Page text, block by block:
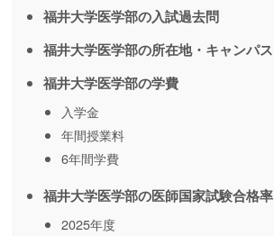
福井大学医学部の入試過去問
福井大学医学部の所在地・キャンパス
福井大学医学部の学費
入学金
年間授業料
6年間学費
福井大学医学部の医師国家試験合格率
2025年度